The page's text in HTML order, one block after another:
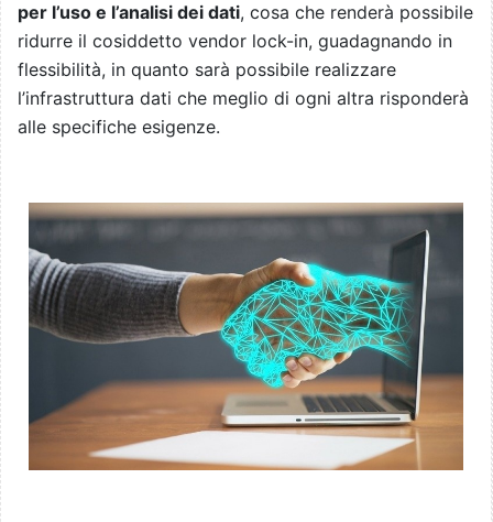
per l’uso e l’analisi dei dati, cosa che renderà possibile
ridurre il cosiddetto vendor lock-in, guadagnando in
flessibilità, in quanto sarà possibile realizzare
l’infrastruttura dati che meglio di ogni altra risponderà
alle specifiche esigenze.